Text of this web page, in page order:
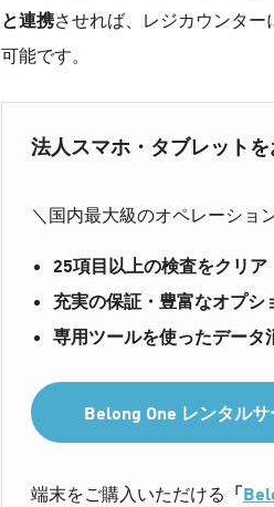
と連携させれば、レジカウンタ
可能です。
法人スマホ・タブレット
＼国内最大級のオペレーショ
25項目以上の検査をクリア
充実の保証・豊富なオプシ
専用ツールを使ったデータ
Belong One レンタル
端末をご購入いただける 「